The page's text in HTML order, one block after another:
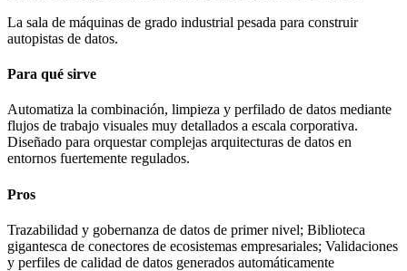
La sala de máquinas de grado industrial pesada para construir
autopistas de datos.
Para qué sirve
Automatiza la combinación, limpieza y perfilado de datos mediante
flujos de trabajo visuales muy detallados a escala corporativa.
Diseñado para orquestar complejas arquitecturas de datos en
entornos fuertemente regulados.
Pros
Trazabilidad y gobernanza de datos de primer nivel; Biblioteca
gigantesca de conectores de ecosistemas empresariales; Validaciones
y perfiles de calidad de datos generados automáticamente